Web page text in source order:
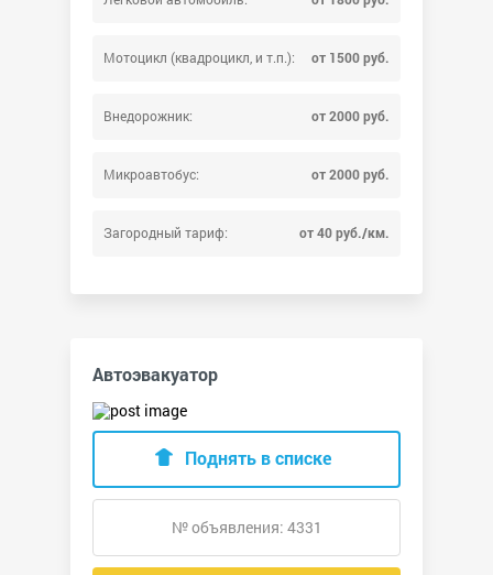
Мотоцикл (квадроцикл, и т.п.): от 1500 руб.
Внедорожник: от 2000 руб.
Микроавтобус: от 2000 руб.
Загородный тариф: от 40 руб./км.
Автоэвакуатор
Поднять в списке
№ объявления: 4331